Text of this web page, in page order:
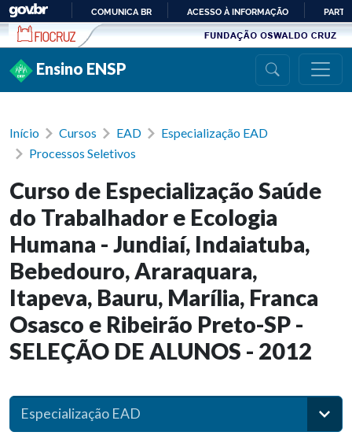
Ir para conteúdo
PARA
COMUNICA BR ACESSO À INFORMAÇÃO
Ensino ENSP
Início Cursos EAD
Especialização EAD
Processos Seletivos
Curso de Especialização Saúde
do Trabalhador e Ecologia
Humana - Jundiaí, Indaiatuba,
Bebedouro, Araraquara,
Itapeva, Bauru, Marília, Franca
Osasco e Ribeirão Preto-SP -
SELEÇÃO DE ALUNOS - 2012
Especialização EAD